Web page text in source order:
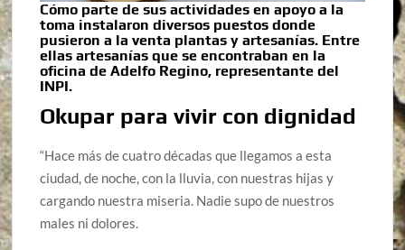
Cómo parte de sus actividades en apoyo a la
toma instalaron diversos puestos donde
pusieron a la venta plantas y artesanías. Entre
ellas artesanías que se encontraban en la
oficina de Adelfo Regino, representante del
INPI.
Okupar para vivir con dignidad
“Hace más de cuatro décadas que llegamos a esta
ciudad, de noche, con la lluvia, con nuestras hijas y
cargando nuestra miseria. Nadie supo de nuestros
males ni dolores.